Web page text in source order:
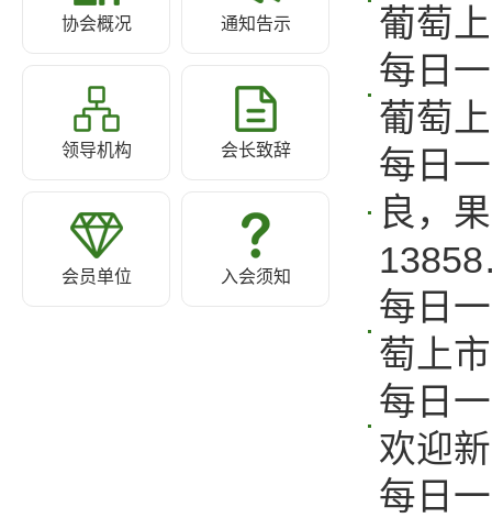
协会概况 通知告示
领导机构 会长致辞
会员单位 入会须知
葡萄
每日
葡萄
每日
良，
每日
萄上
每日
欢迎
每日